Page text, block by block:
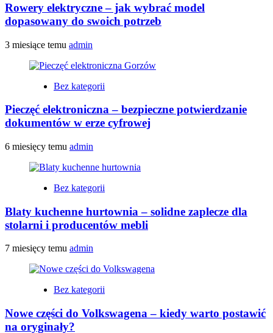
Rowery elektryczne – jak wybrać model
dopasowany do swoich potrzeb
3 miesiące temu admin
Bez kategorii
Pieczęć elektroniczna – bezpieczne potwierdzanie
dokumentów w erze cyfrowej
6 miesięcy temu admin
Bez kategorii
Blaty kuchenne hurtownia – solidne zaplecze dla
stolarni i producentów mebli
7 miesięcy temu admin
Bez kategorii
Nowe części do Volkswagena – kiedy warto postawić
na oryginały?